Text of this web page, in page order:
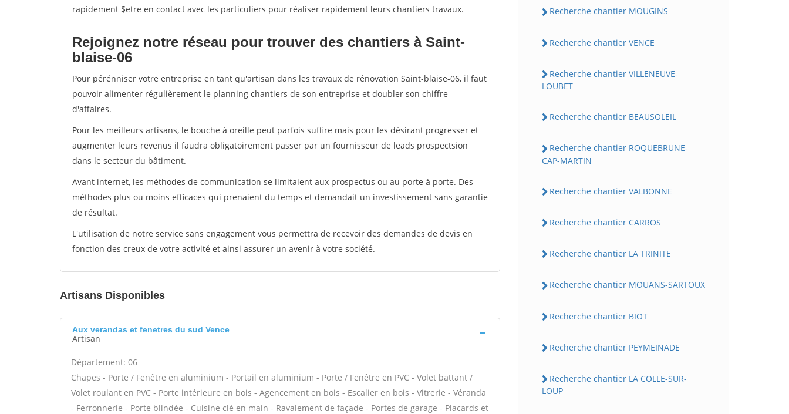
rapidement $etre en contact avec les particuliers pour réaliser rapidement leurs chantiers travaux.
Rejoignez notre réseau pour trouver des chantiers à Saint-
blaise-06
Pour pérénniser votre entreprise en tant qu'artisan dans les travaux de rénovation Saint-blaise-06, il faut
pouvoir alimenter régulièrement le planning chantiers de son entreprise et doubler son chiffre
d'affaires.
Pour les meilleurs artisans, le bouche à oreille peut parfois suffire mais pour les désirant progresser et
augmenter leurs revenus il faudra obligatoirement passer par un fournisseur de leads prospectsion
dans le secteur du bâtiment.
Avant internet, les méthodes de communication se limitaient aux prospectus ou au porte à porte. Des
méthodes plus ou moins efficaces qui prenaient du temps et demandait un investissement sans garantie
de résultat.
L'utilisation de notre service sans engagement vous permettra de recevoir des demandes de devis en
fonction des creux de votre activité et ainsi assurer un avenir à votre société.
Artisans Disponibles
Aux verandas et fenetres du sud Vence
Artisan
Département: 06
Chapes - Porte / Fenêtre en aluminium - Portail en aluminium - Porte / Fenêtre en PVC - Volet battant /
Volet roulant en PVC - Porte intérieure en bois - Agencement en bois - Escalier en bois - Vitrerie - Véranda
- Ferronnerie - Porte blindée - Cuisine clé en main - Ravalement de façade - Portes de garage - Placards et
Recherche chantier MOUGINS
Recherche chantier VENCE
Recherche chantier VILLENEUVE-
LOUBET
Recherche chantier BEAUSOLEIL
Recherche chantier ROQUEBRUNE-
CAP-MARTIN
Recherche chantier VALBONNE
Recherche chantier CARROS
Recherche chantier LA TRINITE
Recherche chantier MOUANS-SARTOUX
Recherche chantier BIOT
Recherche chantier PEYMEINADE
Recherche chantier LA COLLE-SUR-
LOUP